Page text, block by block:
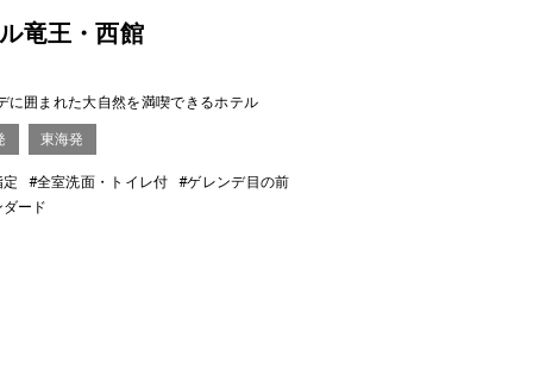
竜王・西館
に囲まれた大自然を満喫できるホテル
東海発
#全室洗面・トイレ付
#ゲレンデ目の前
ード